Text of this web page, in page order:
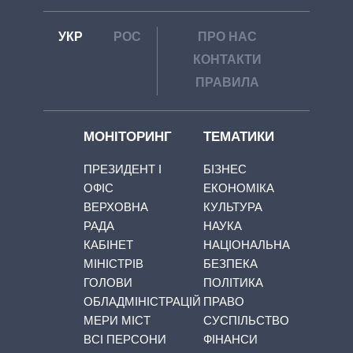
УКР РОС
ПРО НАС
КОНТАКТИ
ПРАВИЛА
МОНІТОРИНГ
ПРЕЗИДЕНТ І
ОФІС
ВЕРХОВНА
РАДА
КАБІНЕТ
МІНІСТРІВ
ГОЛОВИ
ОБЛАДМІНІСТРАЦІЙ
МЕРИ МІСТ
ВСІ ПЕРСОНИ
ТЕМАТИКИ
БІЗНЕС
ЕКОНОМІКА
КУЛЬТУРА
НАУКА
НАЦІОНАЛЬНА
БЕЗПЕКА
ПОЛІТИКА
ПРАВО
СУСПІЛЬСТВО
ФІНАНСИ